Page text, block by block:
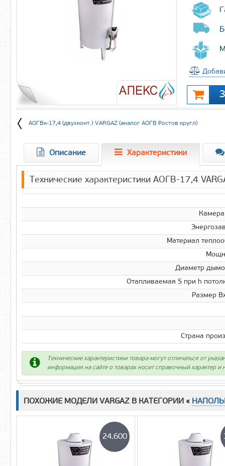
АОГВк-17,4 (двухконт.) VARGAZ (аналог АОГВ Ростов кругл)
Описание Характеристики
Технические характеристики АОГВ-17,4
Камера
Материал
Диаметр
Отапливаемая S при h
Размер
Страна
Технические характеристики товара могут отличаться от
информация на сайте о товарах носит справочный характер
ПОХОЖИЕ МОДЕЛИ VARGAZ В КАТЕГОРИИ «
24.600